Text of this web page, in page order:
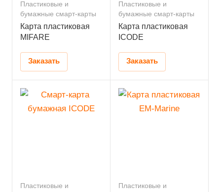
Пластиковые и
бумажные смарт-карты
Карта пластиковая
MIFARE
Заказать
Пластиковые и
бумажные смарт-карты
Карта пластиковая
ICODE
Заказать
Пластиковые и Пластиковые и